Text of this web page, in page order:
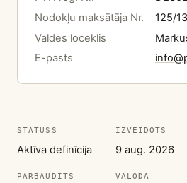
Nodokļu maksātāja Nr.
125/
Valdes loceklis
E-pasts
STATUSS
Aktīva definīcija
IZVEIDOTS
9 aug. 2026
PĀRBAUDĪTS VALODA